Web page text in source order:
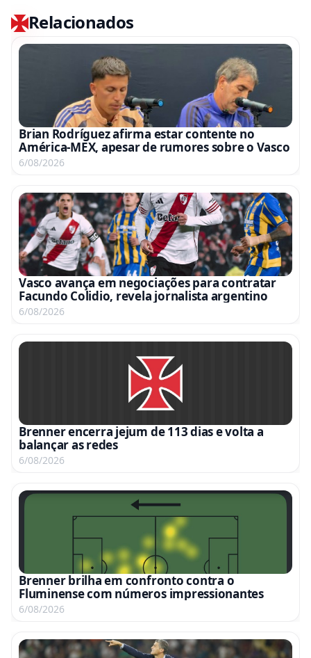
Relacionados
Brian Rodríguez afirma estar contente no
América-MEX, apesar de rumores sobre o Vasco
6/08/2026
Vasco avança em negociações para contratar
Facundo Colidio, revela jornalista argentino
6/08/2026
Brenner encerra jejum de 113 dias e volta a
balançar as redes
6/08/2026
Brenner brilha em confronto contra o
Fluminense com números impressionantes
6/08/2026